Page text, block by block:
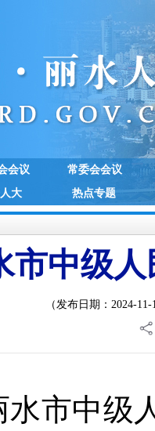
会议
常委会会议
大 热点专题
市中级
（发布日期：2024-
中级人